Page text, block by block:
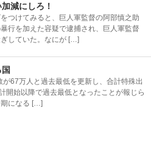
減にしろ！
つけてみると、巨人軍監督の阿部慎之助
行を加えた容疑で逮捕され、巨人軍監督
していた。なにが […]
67万人と過去最低を更新し、合計特殊出
開始以降で過去最低となったことが報じら
になる […]